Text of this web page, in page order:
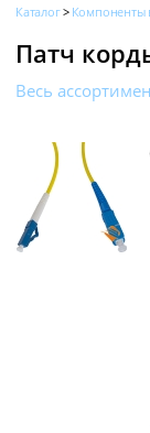
Каталог Компоненты
Патч
Весь